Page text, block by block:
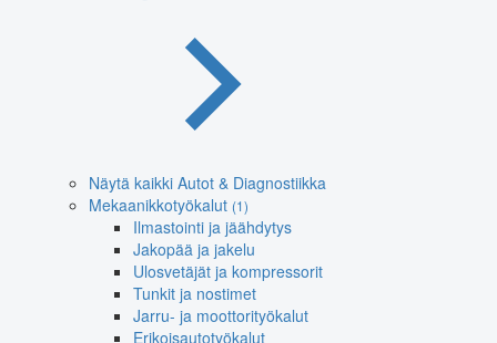
Näytä kaikki Autot & Diagnostiikka
Mekaanikkotyökalut (1)
Ilmastointi ja jäähdytys
Jakopää ja jakelu
Ulosvetäjät ja kompressorit
Tunkit ja nostimet
Jarru- ja moottorityökalut
Erikoisautotyökalut